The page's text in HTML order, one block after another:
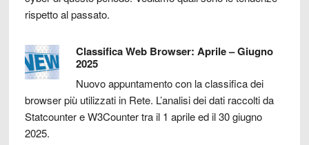
rispetto al passato.
Classifica Web Browser: Aprile – Giugno
2025
Nuovo appuntamento con la classifica dei
browser più utilizzati in Rete. L’analisi dei dati raccolti da
Statcounter e W3Counter tra il 1 aprile ed il 30 giugno
2025.